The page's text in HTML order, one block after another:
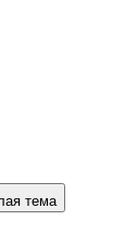
тема